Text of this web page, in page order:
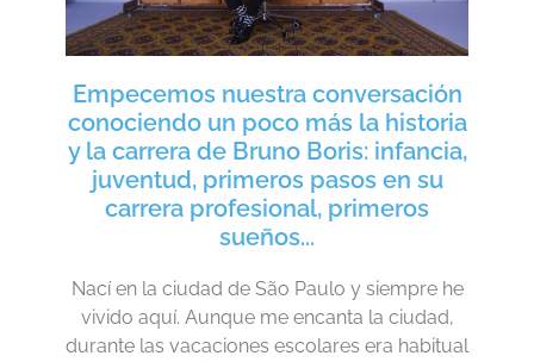
Empecemos nuestra conversación
conociendo un poco más la historia
y la carrera de Bruno Boris: infancia,
juventud, primeros pasos en su
carrera profesional, primeros
sueños...
Nací en la ciudad de São Paulo y siempre he
vivido aquí. Aunque me encanta la ciudad,
durante las vacaciones escolares era habitual